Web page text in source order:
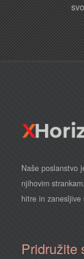
Naše poslanstvo
njihovim
hitre in
Pridružite